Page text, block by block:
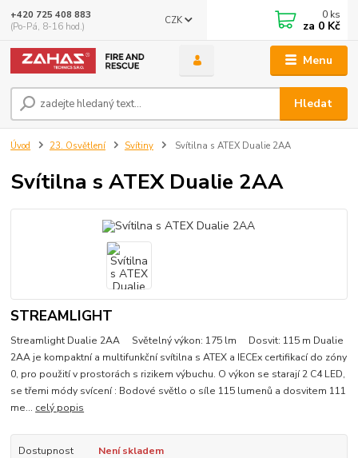
Menu
CZK
Hledat
+420 725 408 883
(Po-Pá, 8-16 hod.)
0 ks
za 0 Kč
Úvod 23. Osvětlení Svítiny Svítilna s ATEX Dualie 2AA
Svítilna s ATEX Dualie 2AA
STREAMLIGHT
Streamlight Dualie 2AA Světelný výkon: 175 lm Dosvit: 115 m Dualie
2AA je kompaktní a multifunkční svítilna s ATEX a IECEx certifikací do zóny
0, pro použití v prostorách s rizikem výbuchu. O výkon se starají 2 C4 LED,
se třemi módy svícení : Bodové světlo o síle 115 lumenů a dosvitem 111
me... celý popis
Dostupnost Není skladem